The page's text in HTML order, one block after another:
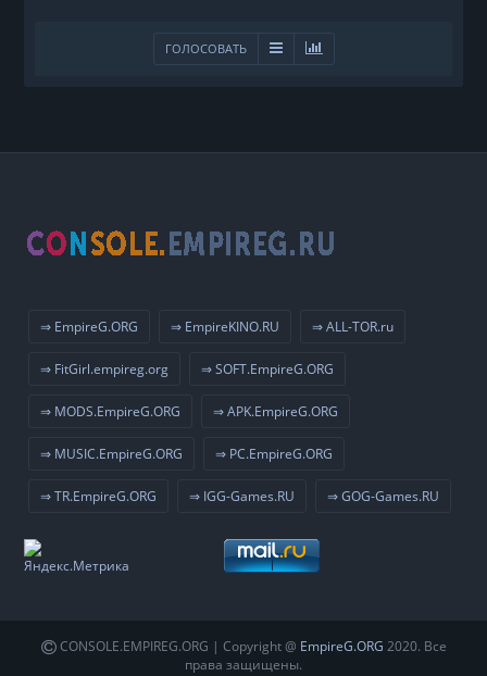
ГОЛОСОВАТЬ
⇒ EmpireG.ORG ⇒ EmpireKINO.RU ⇒ ALL-TOR.ru
⇒ FitGirl.empireg.org ⇒ SOFT.EmpireG.ORG
⇒ MODS.EmpireG.ORG ⇒ APK.EmpireG.ORG
⇒ MUSIC.EmpireG.ORG ⇒ PC.EmpireG.ORG
⇒ TR.EmpireG.ORG ⇒ IGG-Games.RU ⇒ GOG-Games.RU
CONSOLE.EMPIREG.ORG | Copyright @ EmpireG.ORG 2020. Все
права защищены.